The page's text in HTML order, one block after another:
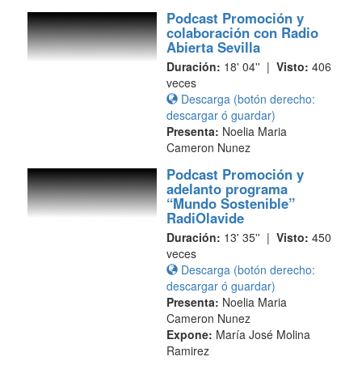
Podcast Promoción y
colaboración con Radio
Abierta Sevilla
Duración: 18' 04'' | Visto: 406
veces
Descarga (botón derecho:
descargar ó guardar)
Presenta: Noelia Maria
Cameron Nunez
Podcast Promoción y
adelanto programa
“Mundo Sostenible”
RadiOlavide
Duración: 13' 35'' | Visto: 450
veces
Descarga (botón derecho:
descargar ó guardar)
Presenta: Noelia Maria
Cameron Nunez
Expone: María José Molina
Ramirez